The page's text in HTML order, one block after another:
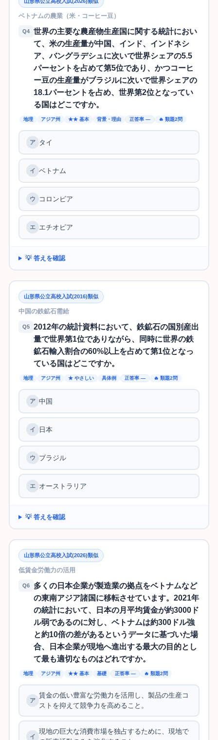
ベトナムの農業（米・コーヒー豆）
Q4
世界の主要な農産物生産国に関する統計におい
て、米の生産量が中国、インド、インドネシ
ア、バングラデシュに次いで世界シェアの5.5
パーセントを占めて第5位であり、かつコーヒ
ー豆の生産量がブラジルに次いで世界シェアの
18.1パーセントを占め、世界第2位となってい
る国はどこですか。
地理 アジア州 ★★ 基本 背景・理由 正答率 — 🔥 類題2問
タイ
ベトナム
コロンビア
エチオピア
💡 答えを確認
山形県公立高校入試(2016)類似
中国の鉄鉱石需給
Q5
2012年の統計資料において、鉄鉱石の国別産出
量で世界第1位でありながら、同時に世界の鉄
鉱石輸入割合の60%以上を占めて第1位となっ
ている国はどこですか。
地理 アジア州 ★ やさしい 具体例 正答率 — 🔥 類題2問
中国
日本
ブラジル
オーストラリア
💡 答えを確認
山形県公立高校入試(2026)類似
低賃金労働力の活用
Q6
多くの日本企業が製造業の拠点をベトナムなど
の東南アジア諸国に移転させています。2021年
の統計において、日本の月平均賃金が約3000ド
ル弱であるのに対し、ベトナムは約300ドル強
と約10倍の差があるというデータに基づいた場
合、日本企業が現地へ進出する最大の目的とし
て最も適切なものはどれですか。
地理 アジア州 ★★ 基本 基礎 正答率 — 🔥 類題2問
賃金の低い豊富な労働力を活用し、製品の生産コ
ストを抑えて競争力を高めること。
現地の巨大な消費市場を独占するために、現地で